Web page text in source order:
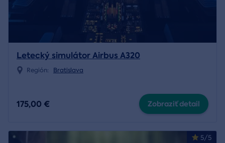
Letecký simulátor Airbus A320
Región: Bratislava
175,00 € Zobraziť detail
5/5